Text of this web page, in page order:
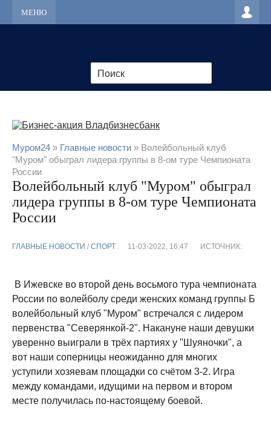
МЕНЮ
Муром24 » Главные новости » Волейбольный клуб
"Муром" обыграл лидера группы в 8-ом туре Чемпионата
России
Волейбольный клуб "Муром" обыграл
лидера группы в 8-ом туре Чемпионата
России
ГЛАВНЫЕ НОВОСТИ / CПОРТ 11-03-2022, 16:47 ИСТОЧНИК:
В Ижевске во второй день восьмого тура чемпионата
России по волейболу среди женских команд группы Б
волейбольный клуб "Муром" встречался с лидером
первенства "Северянкой-2". Накануне наши девушки
уверенно выиграли в трёх партиях у "Шуяночки", а
вот наши соперницы неожиданно для многих
уступили хозяевам площадки со счётом 3-2. Игра
между командами, идущими на первом и втором
месте получилась по-настоящему боевой.